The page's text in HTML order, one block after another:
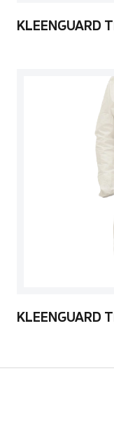
KLEENGUARD
KLEENGUARD